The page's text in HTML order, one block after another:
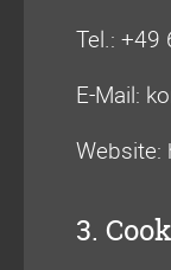
Tel.:
E-Mail:
3.